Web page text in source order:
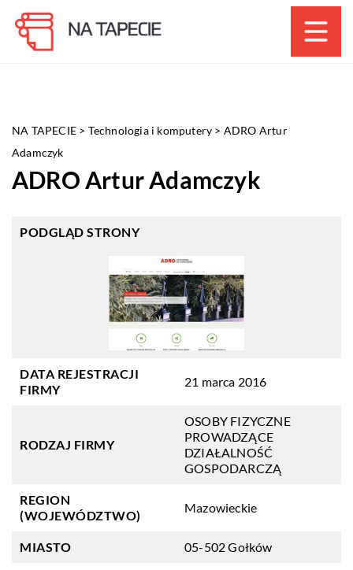
NA TAPECIE > Technologia i komputery > ADRO Artur
Adamczyk
ADRO Artur Adamczyk
PODGLĄD STRONY
DATA REJESTRACJI
FIRMY
21 marca 2016
RODZAJ FIRMY
OSOBY FIZYCZNE
PROWADZĄCE
DZIAŁALNOŚĆ
GOSPODARCZĄ
REGION
(WOJEWÓDZTWO)
Mazowieckie
MIASTO 05-502 Gołków